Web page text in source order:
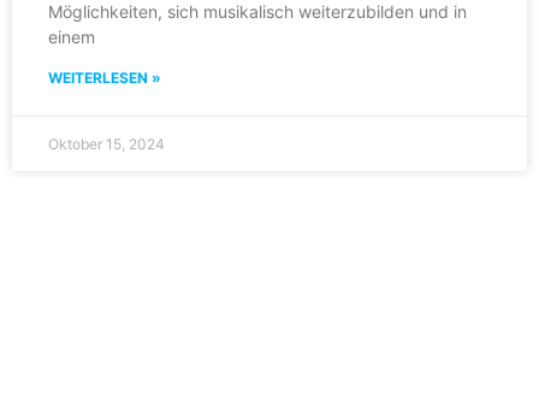
Möglichkeiten, sich musikalisch weiterzubilden und in
einem
WEITERLESEN »
Oktober 15, 2024